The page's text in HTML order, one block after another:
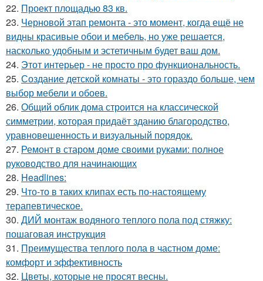
22. Проект площадью 83 кв.
23. Черновой этап ремонта - это момент, когда ещё не
видны красивые обои и мебель, но уже решается,
насколько удобным и эстетичным будет ваш дом.
24. Этот интерьер - не просто про функциональность.
25. Создание детской комнаты - это гораздо больше, чем
выбор мебели и обоев.
26. Общий облик дома строится на классической
симметрии, которая придаёт зданию благородство,
уравновешенность и визуальный порядок.
27. Ремонт в старом доме своими руками: полное
руководство для начинающих
28. Headlines:
29. Что-то в таких клипах есть по-настоящему
терапевтическое.
30. ДИЙ монтаж водяного теплого пола под стяжку:
пошаговая инструкция
31. Преимущества теплого пола в частном доме:
комфорт и эффективность
32. Цветы, которые не просят весны.